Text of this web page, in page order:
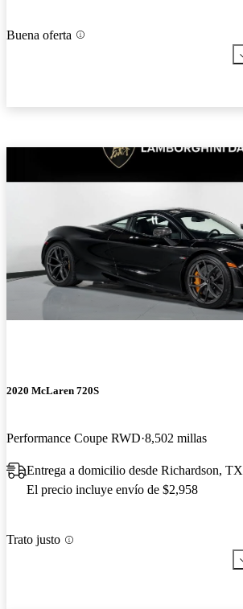
Buena oferta
2020 McLaren 720S
Performance Coupe RWD 8,502 millas
Entrega a domicilio desde Richardson, TX
El precio incluye envío de $2,958
Trato justo